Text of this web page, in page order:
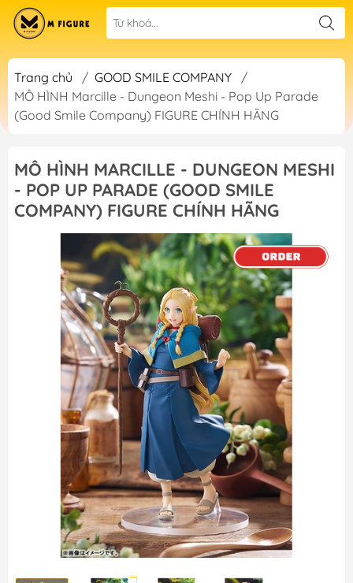
Trang chủ / GOOD SMILE COMPANY
/
MÔ HÌNH Marcille - Dungeon Meshi - Pop Up Parade
(Good Smile Company) FIGURE CHÍNH HÃNG
MÔ HÌNH MARCILLE - DUNGEON MESHI
- POP UP PARADE (GOOD SMILE
COMPANY) FIGURE CHÍNH HÃNG